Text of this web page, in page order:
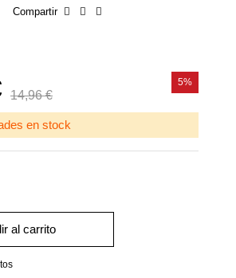
Compartir
14,96 €
5%
en stock
al carrito